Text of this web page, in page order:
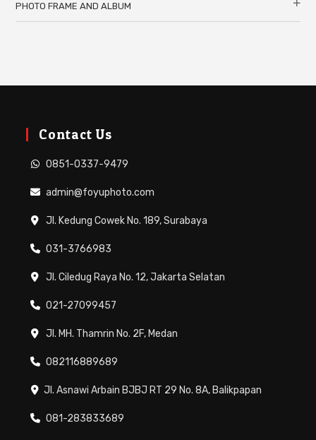
PHOTO FRAME AND ALBUM
Contact Us
0851-0337-9479
admin@foyuphoto.com
Jl. Kedung Cowek No. 189, Surabaya
031-3766983
Jl. Ciledug Raya No. 12, Jakarta Selatan
021-27099457
Jl. MH. Thamrin No. 2F, Medan
082116889689
Jl. Asnawi Arbain BJBJ RT 29 No. 8A, Balikpapan
081-283833689